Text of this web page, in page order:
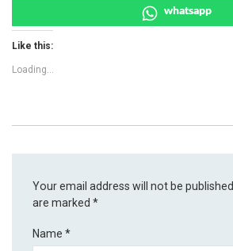
whatsapp
Like this:
Loading...
Your email address will not be published.
are marked*
Name*